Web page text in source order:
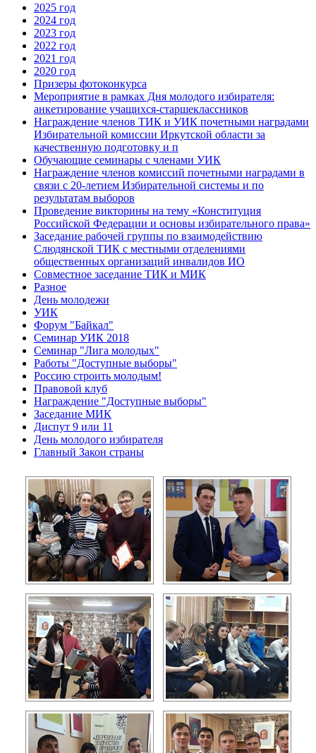
2025 год
2024 год
2023 год
2022 год
2021 год
2020 год
Призеры фотоконкурса
Мероприятие в рамках Дня молодого избирателя:
анкетирование учащихся-старшеклассников
Награждение членов ТИК и УИК почетными наградами
Избирательной комиссии Иркутской области за
качественную подготовку и п
Обучающие семинары с членами УИК
Награждение членов комиссий почетными наградами в
связи с 20-летием Избирательной системы и по
результатам выборов
Проведение викторины на тему «Конституция
Российской Федерации и основы избирательного права»
Заседание рабочей группы по взаимодействию
Слюдянской ТИК с местными отделениями
общественных организаций инвалидов ИО
Совместное заседание ТИК и МИК
Разное
День молодежи
УИК
Форум "Байкал"
Семинар УИК 2018
Семинар "Лига молодых"
Работы "Доступные выборы"
Россию строить молодым!
Правовой клуб
Награждение "Доступные выборы"
Заседание МИК
Диспут 9 или 11
День молодого избирателя
Главный Закон страны